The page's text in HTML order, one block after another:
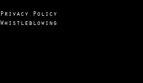
Privacy Policy
Whistleblowing